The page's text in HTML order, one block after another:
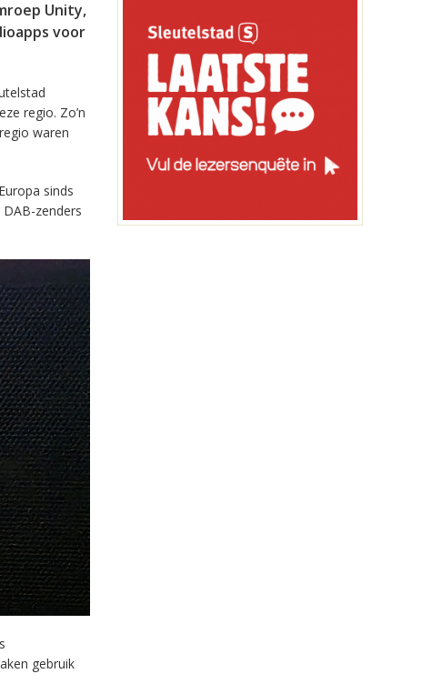
Unity,
voor
regio. Zo’n
waren
sinds
zenders
gebruik